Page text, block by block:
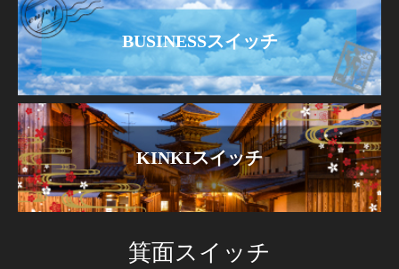
BUSINESSスイッチ
KINKIスイッチ
箕面スイッチ